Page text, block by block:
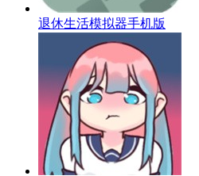
退休生活模拟器手机版